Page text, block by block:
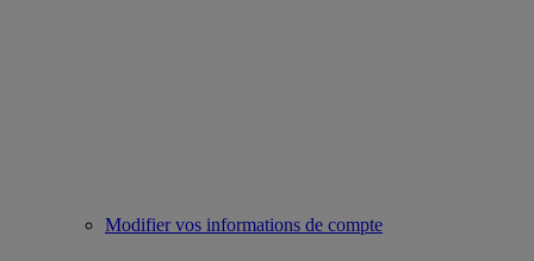
Modifier vos informations de compte